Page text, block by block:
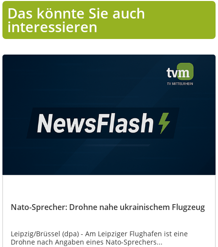
Das könnte Sie auch
interessieren
Nato-Sprecher: Drohne nahe ukrainischem Flugzeug
Leipzig/Brüssel (dpa) - Am Leipziger Flughafen ist eine
Drohne nach Angaben eines Nato-Sprechers...